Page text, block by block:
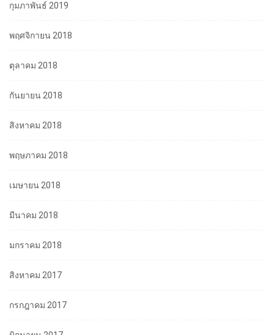
กุมภาพันธ์ 2019
พฤศจิกายน 2018
ตุลาคม 2018
กันยายน 2018
สิงหาคม 2018
พฤษภาคม 2018
เมษายน 2018
มีนาคม 2018
มกราคม 2018
สิงหาคม 2017
กรกฎาคม 2017